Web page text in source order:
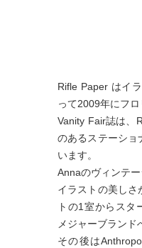
Rifle Paper はイ
って2009年にフロ
Vanity Fair誌は、
のあるステーショ
います。
Annaのヴィンテ
イラストの美しさ
トの1室からスタ
メジャーブランド
その後は